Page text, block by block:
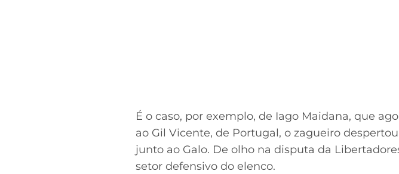
É o caso, por exemplo, de Iago Maidana, que
ao Gil Vicente, de Portugal, o zagueiro
junto ao Galo. De olho na disputa da
setor defensivo do elenco.